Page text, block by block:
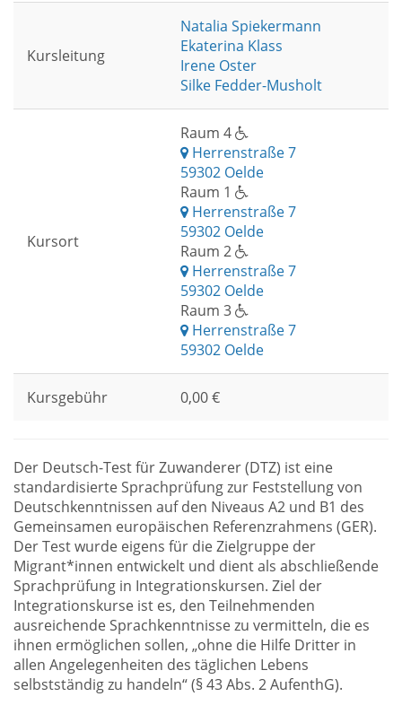
Kursleitung
Natalia Spiekermann
Ekaterina Klass
Irene Oster
Silke Fedder-Musholt
Kursort
Raum 4
Herrenstraße 7
59302 Oelde
Raum 1
Herrenstraße 7
59302 Oelde
Raum 2
Herrenstraße 7
59302 Oelde
Raum 3
Herrenstraße 7
59302 Oelde
Kursgebühr 0,00 €
Der Deutsch-Test für Zuwanderer (DTZ) ist eine
standardisierte Sprachprüfung zur Feststellung von
Deutschkenntnissen auf den Niveaus A2 und B1 des
Gemeinsamen europäischen Referenzrahmens (GER).
Der Test wurde eigens für die Zielgruppe der
Migrant*innen entwickelt und dient als abschließende
Sprachprüfung in Integrationskursen. Ziel der
Integrationskurse ist es, den Teilnehmenden
ausreichende Sprachkenntnisse zu vermitteln, die es
ihnen ermöglichen sollen, „ohne die Hilfe Dritter in
allen Angelegenheiten des täglichen Lebens
selbstständig zu handeln“ (§ 43 Abs. 2 AufenthG).